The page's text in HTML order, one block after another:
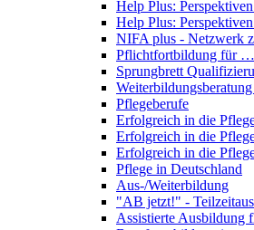
Help Plus:
Help Plus:
NIFA plus - Netzwerk
Pflichtfortbildung für …
Sprungbrett
Pflegeberufe
Erfolgreich in die
Erfolgreich in die
Erfolgreich in die
Pflege in Deutschland
Aus-/Weiterbildung
"AB jetzt!" -
Assistierte